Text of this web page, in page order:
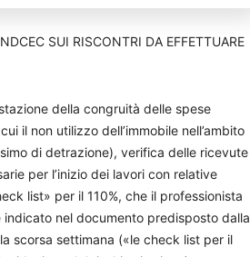
SUI RISCONTRI DA EFFETTUARE
della congruità delle spese
il non utilizzo dell’immobile nell’ambito
di detrazione), verifica delle ricevute
per l’inizio dei lavori con relative
list» per il 110%, che il professionista
nel documento predisposto dalla
scorsa settimana («le check list per il